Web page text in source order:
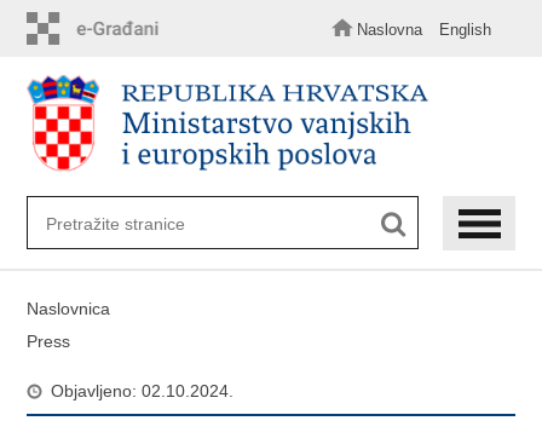
sadržaj
Naslovna English
Naslovnica
Press
Objavljeno: 02.10.2024.